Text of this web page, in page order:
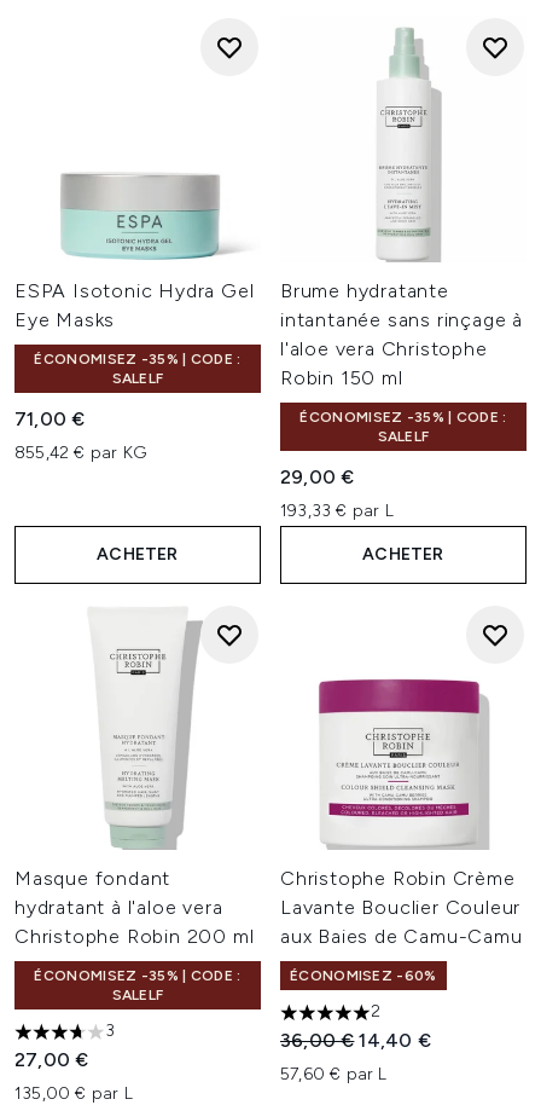
ESPA Isotonic Hydra Gel
Eye Masks
ÉCONOMISEZ -35% | CODE :
SALELF
71,00 €
855,42 € par KG
ACHETER
Brume hydratante
intantanée sans rinçage à
l'aloe vera Christophe
Robin 150 ml
ÉCONOMISEZ -35% | CODE :
SALELF
29,00 €
193,33 € par L
ACHETER
Masque fondant
hydratant à l'aloe vera
Christophe Robin 200 ml
ÉCONOMISEZ -35% | CODE :
SALELF
3.67 étoiles sur un maximum de 5
3
27,00 €
135,00 € par L
Christophe Robin Crème
Lavante Bouclier Couleur
aux Baies de Camu-Camu
ÉCONOMISEZ -60%
5 étoiles sur un maximum de
2
Prix de vente :
36,00 €Prix ​​actuel :
14,40 €
57,60 € par L